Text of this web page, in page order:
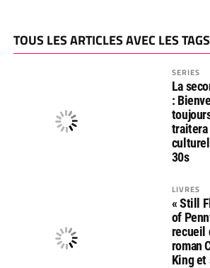
TOUS LES ARTICLES AVEC LES
SERIES
La
:
traitera
30s
LIVRES
« Still
of
recueil
roman
King et